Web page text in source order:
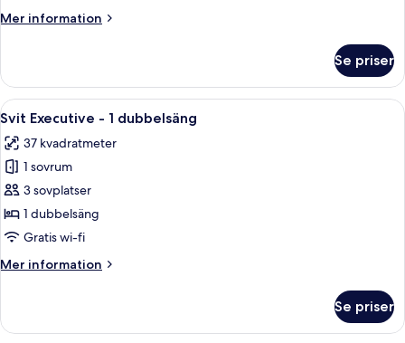
dubbelsäng
fönster
Mer information
Mer
rum
1
inga
fönster
Se priser
Öppna
alla
foton
för
Svit
Executive
-
dubbelsäng
Ett hotellrum med en stor säng, ett
6
Svit Executive - 1 dubbelsäng
37 kvadratmeter
1 sovrum
3 sovplatser
1 dubbelsäng
Gratis wi-fi
Mer information
Mer
Executive
Se priser